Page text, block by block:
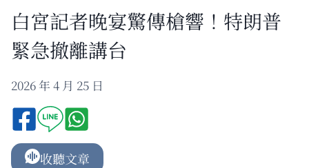
白宮記者晚宴驚傳槍響！特朗普
緊急撤離講台
2026 年 4 月 25 日
收聽文章